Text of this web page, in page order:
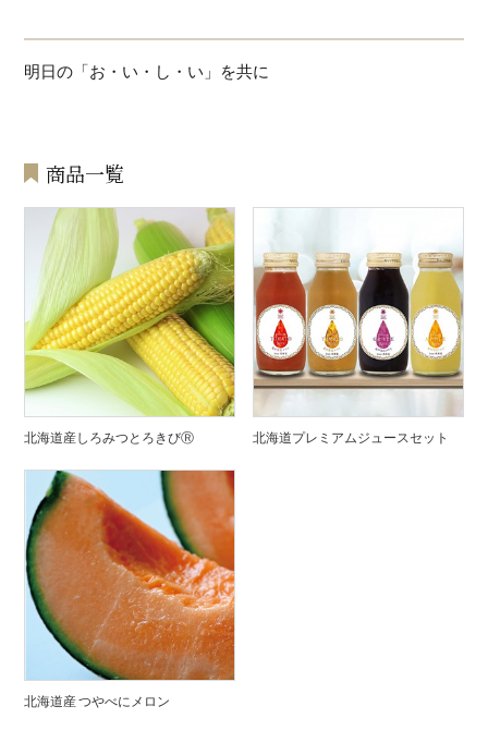
明日の「お・い・し・い」を共に
商品一覧
北海道産しろみつとろきびⓇ 北海道プレミアムジュースセット
北海道産 つやべにメロン